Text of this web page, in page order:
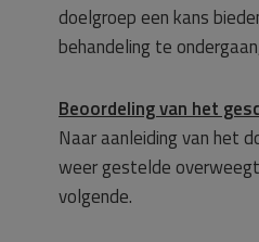
doelgroep een kans
behandeling te
Beoordeling van het
Naar aanleiding van het
weer gestelde
volgende.